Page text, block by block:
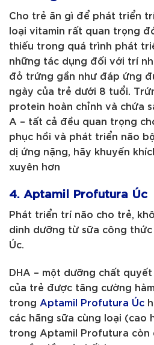
Cho trẻ ăn gì để phát triển
loại vitamin rất quan trọng
thiếu trong quá trình phát
những tác dụng đối với trí
đỏ trứng gần như đáp ứng
ngày của trẻ dưới 8 tuổi.
protein hoàn chỉnh và chứa
A – tất cả đều quan trọng
phục hồi và phát triển não
dị ứng nặng, hãy khuyến
xuyên hơn
4. Aptamil Profutura Úc
Phát triển trí não cho trẻ,
dinh dưỡng từ sữa công
Úc.
DHA – một dưỡng chất
của trẻ được tăng cường
trong Aptamil Profutura Úc
các hãng sữa cùng loại (cao
trong Aptamil Profutura